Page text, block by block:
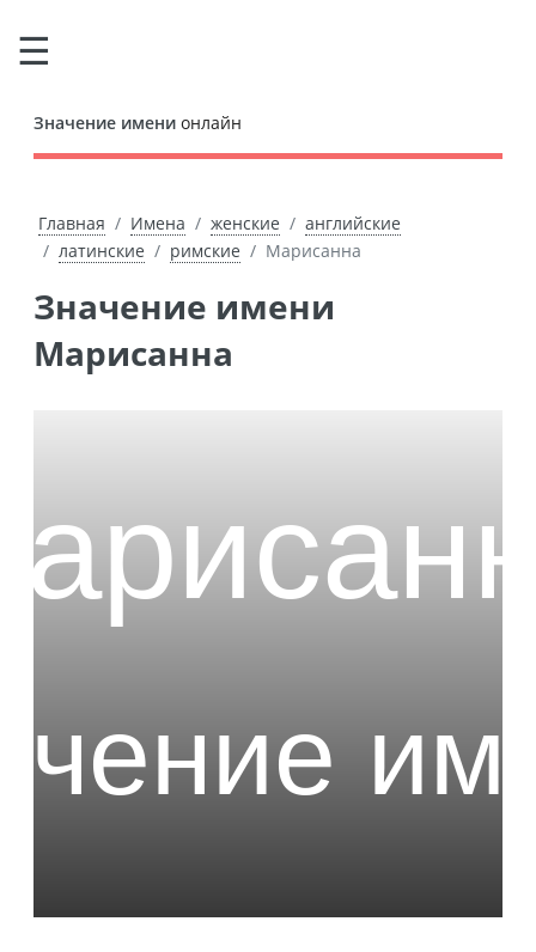
Значение имени онлайн
Главная Имена женские
английские
латинские
римские Марисанна
Значение имени
Марисанна